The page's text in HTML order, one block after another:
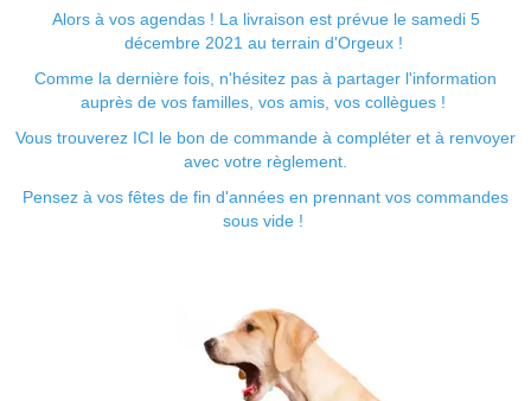
Alors à vos agendas ! La livraison est prévue le samedi 5
décembre 2021 au terrain d'Orgeux !
Comme la dernière fois, n'hésitez pas à partager l'information
auprès de vos familles, vos amis, vos collègues !
Vous trouverez ICI le bon de commande à compléter et à renvoyer
avec votre règlement.
Pensez à vos fêtes de fin d'années en prennant vos commandes
sous vide !